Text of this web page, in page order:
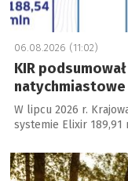
06.08.2026 (11:02)
KIR
W lipcu 2026 r.
systemie Elixir 189,91
a